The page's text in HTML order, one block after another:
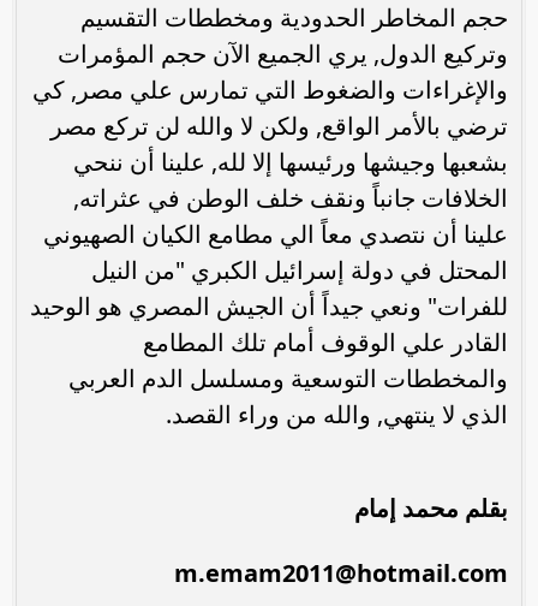
حجم المخاطر الحدودية ومخططات التقسيم
وتركيع الدول, يري الجميع الآن حجم المؤمرات
والإغراءات والضغوط التي تمارس علي مصر, كي
ترضي بالأمر الواقع, ولكن لا والله لن تركع مصر
بشعبها وجيشها ورئيسها إلا لله, علينا أن ننحي
الخلافات جانباً ونقف خلف الوطن في عثراته,
علينا أن نتصدي معاً الي مطامع الكيان الصهيوني
المحتل في دولة إسرائيل الكبري "من النيل
للفرات" ونعي جيداً أن الجيش المصري هو الوحيد
القادر علي الوقوف أمام تلك المطامع
والمخططات التوسعية ومسلسل الدم العربي
الذي لا ينتهي, والله من وراء القصد.
بقلم محمد إمام
m.emam2011@hotmail.com